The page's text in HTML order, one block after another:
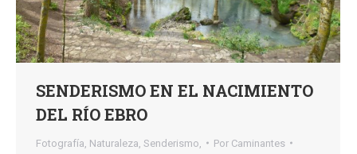
SENDERISMO EN EL NACIMIENTO
DEL RÍO EBRO
Fotografía Naturaleza Senderismo, Por Caminantes